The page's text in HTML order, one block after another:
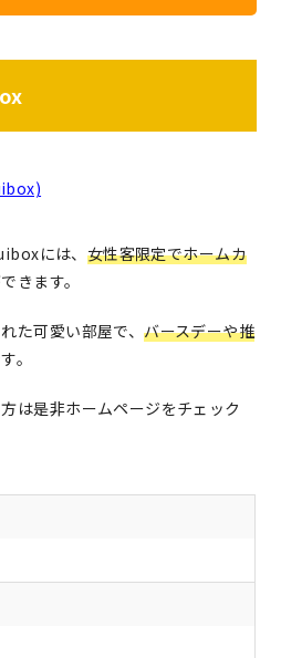
には、 女性客限定でホームカ
きます。
た可愛い部屋で、バースデーや推
。
は是非ホームページをチェック